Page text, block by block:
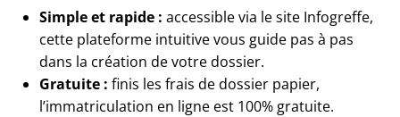
Simple et rapide : accessible via le site Infogreffe,
cette plateforme intuitive vous guide pas à pas
dans la création de votre dossier.
Gratuite : finis les frais de dossier papier,
l’immatriculation en ligne est 100% gratuite.